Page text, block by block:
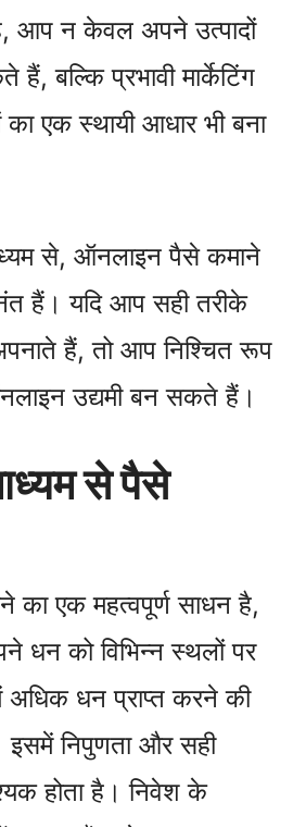
आप न केवल अपने उत्पादों
बल्कि प्रभावी मार्केटिंग
एक स्थायी आधार भी बना
से, ऑनलाइन पैसे कमाने
हैं। यदि आप सही तरीके
हैं, तो आप निश्चित रूप
उद्यमी बन सकते हैं।
से पैसे
का एक महत्वपूर्ण साधन है,
धन को विभिन्न स्थलों पर
अधिक धन प्राप्त करने की
इसमें निपुणता और सही
होता है। निवेश के